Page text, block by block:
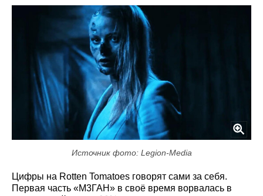
Источник фото: Legion-Media
Цифры на Rotten Tomatoes говорят сами за себя.
Первая часть «М3ГАН» в своё время ворвалась в